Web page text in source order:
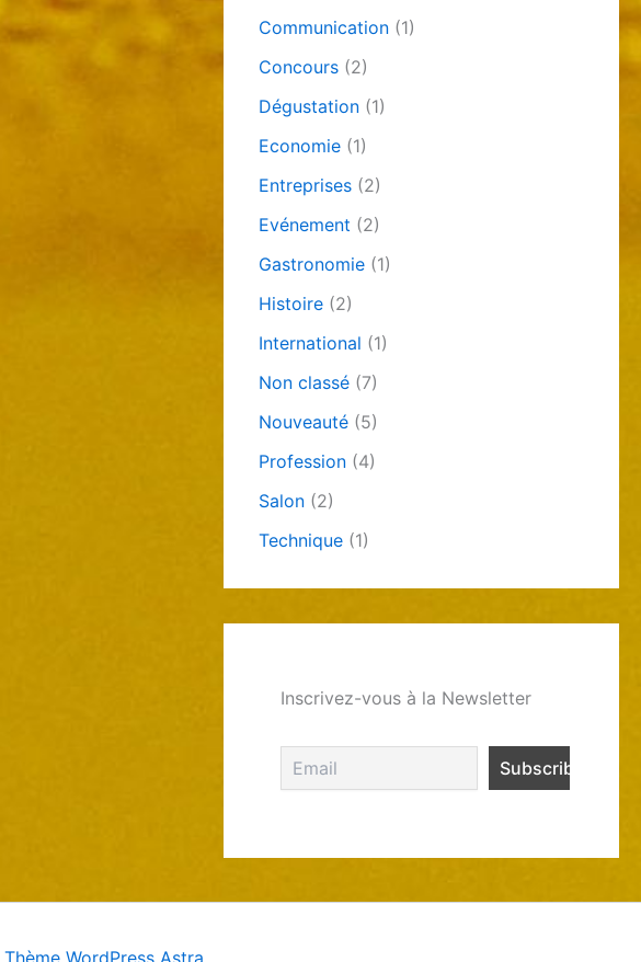
Communication(1)
Concours(2)
Dégustation(1)
Economie(1)
Entreprises(2)
Evénement (2)
Gastronomie(1)
Histoire(2)
International (1)
Non classé(7)
Nouveauté(5)
Profession(4)
Salon(2)
Technique(1)
Inscrivez-vous à la Newsletter
Thème WordPress Astra